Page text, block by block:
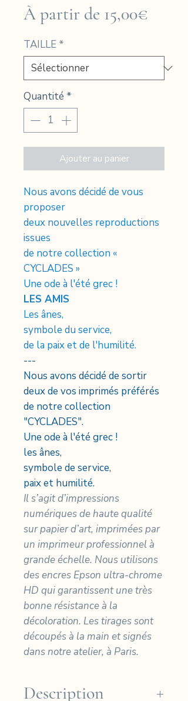
À partir de 15,00€
TAILLE *
Quantité *
Ajouter au panier
Nous avons décidé de vous
proposer
deux nouvelles reproductions
issues
de notre collection «
CYCLADES »
Une ode à l'été grec !
LES AMIS
Les ânes,
symbole du service,
de la paix et de l'humilité.
---
Nous avons décidé de sortir
deux de vos imprimés préférés
de notre collection
"CYCLADES".
Une ode à l'été grec !
les ânes,
symbole de service,
paix et humilité.
Il s’agit d’impressions
numériques de haute qualité
sur papier d’art, imprimées par
un imprimeur professionnel à
grande échelle. Nous utilisons
des encres Epson ultra-chrome
HD qui garantissent une très
bonne résistance à la
décoloration. Les tirages sont
découpés à la main et signés
dans notre atelier, à Paris.
Description